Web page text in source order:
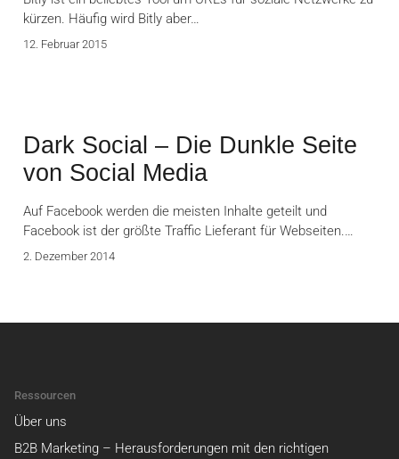
kürzen. Häufig wird Bitly aber…
12. Februar 2015
Dark Social – Die Dunkle Seite
von Social Media
Auf Facebook werden die meisten Inhalte geteilt und
Facebook ist der größte Traffic Lieferant für Webseiten.…
2. Dezember 2014
Ressourcen
Über uns
B2B Marketing – Herausforderungen mit den richtigen